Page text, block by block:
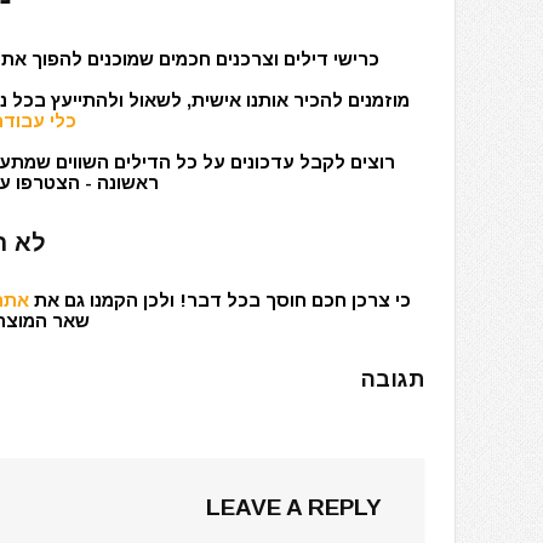
כרישי דילים וצרכנים חכמים שמוכנים להפוך
מוזמנים להכיר אותנו אישית, לשאול ולהתייעץ
כלי
רוצים לקבל עדכונים על כל הדילים השווים
ראשונה - הצטרפו
לא
כי צרכן חכם חוסך בכל דבר! ולכן הקמנו גם את
שאר
תגובה
LEAVE A REPLY